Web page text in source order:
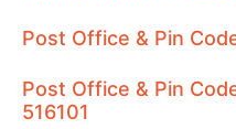
Post Office & Pin
Post Office & Pin
516101